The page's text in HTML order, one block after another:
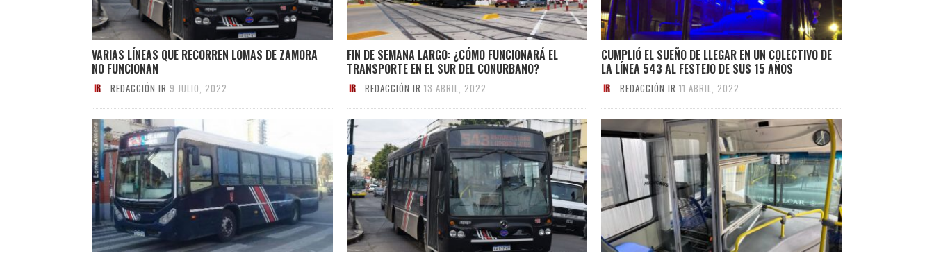
VARIAS LÍNEAS QUE RECORREN LOMAS DE ZAMORA
NO FUNCIONAN
REDACCIÓN IR 9 JULIO, 2022
FIN DE SEMANA LARGO: ¿CÓMO FUNCIONARÁ EL
TRANSPORTE EN EL SUR DEL CONURBANO?
REDACCIÓN IR 13 ABRIL, 2022
CUMPLIÓ EL SUEÑO DE LLEGAR EN UN COLECTIVO DE
LA LÍNEA 543 AL FESTEJO DE SUS 15 AÑOS
REDACCIÓN IR 11 ABRIL, 2022